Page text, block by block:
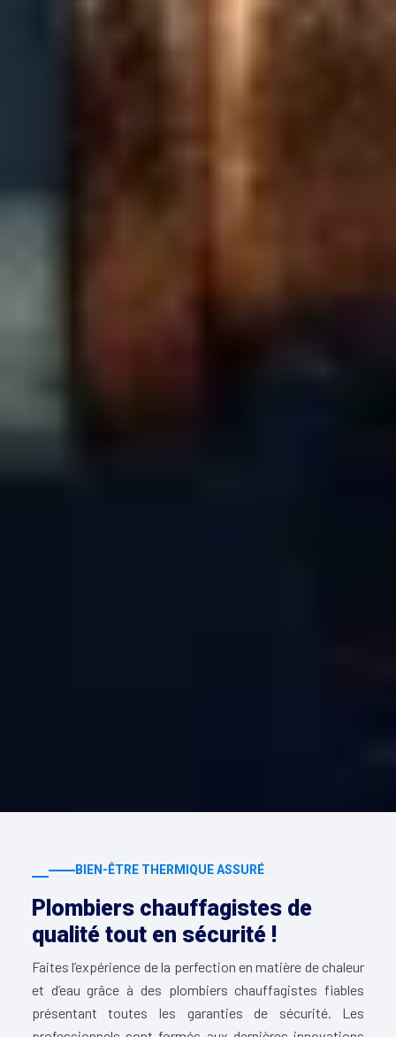
BIEN-ÊTRE THERMIQUE ASSURÉ
Plombiers chauffagistes de
qualité tout en sécurité !
Faites l’expérience de la perfection en matière de chaleur
et d’eau grâce à des plombiers chauffagistes fiables
présentant toutes les garanties de sécurité. Les